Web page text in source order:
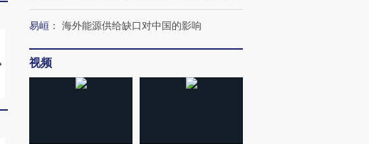
马航飞行员跨国走私7万
粒摇头丸 尿检体内含3种
度Z世代 用街头抗争将教
机”？难民潮撕裂西班牙
易峘 ： 海外能源供给缺口对中国的影响
视频